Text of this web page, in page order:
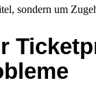
sondern um